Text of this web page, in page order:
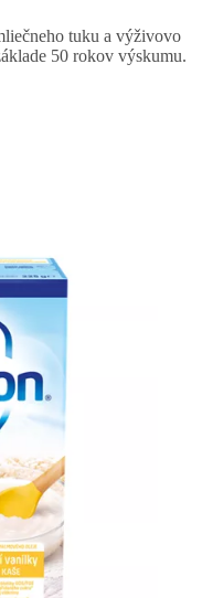
tuku a výživovo
50 rokov výskumu.